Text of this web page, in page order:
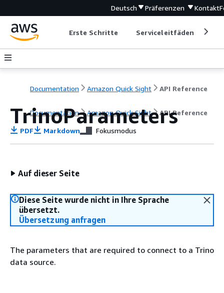
Deutsch Präferenzen Kontakt
Erste Schritte Serviceleitfäden
Documentation Amazon Quick Sight API Reference
Documentation Amazon Quick Sight API Reference
TrinoParameters
PDF Markdown Fokusmodus
Auf dieser Seite
Diese Seite wurde nicht in Ihre Sprache
übersetzt.
Übersetzung anfragen
The parameters that are required to connect to a Trino
data source.